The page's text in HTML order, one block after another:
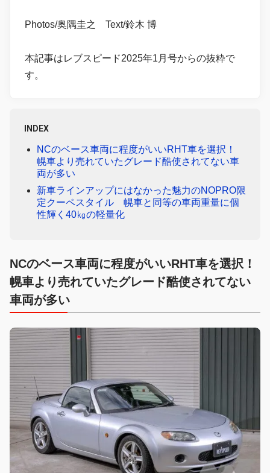
Photos/奥隅圭之 Text/鈴木 博
本記事はレブスピード2025年1月号からの抜粋で
す。
INDEX
NCのベース車両に程度がいいRHT車を選択！
幌車より売れていたグレード酷使されてない車
両が多い
新車ラインアップにはなかった魅力のNOPRO限
定クーペスタイル 幌車と同等の車両重量に個
性輝く40㎏の軽量化
NCのベース車両に程度がいいRHT車を選択 ！
幌車より売れていたグレード酷使されてない
車両が多い